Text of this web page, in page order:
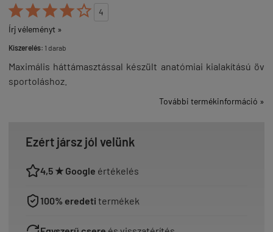

4
Írj véleményt »
Kiszerelés: 1 darab
Maximális háttámasztással készült anatómiai kialakítású öv
sportoláshoz.
További termékinformáció »
Ezért jársz jól velünk
4,5 ★ Google értékelés
100% eredeti termékek